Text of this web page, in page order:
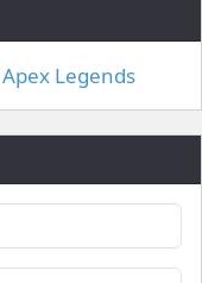
Apex Legends